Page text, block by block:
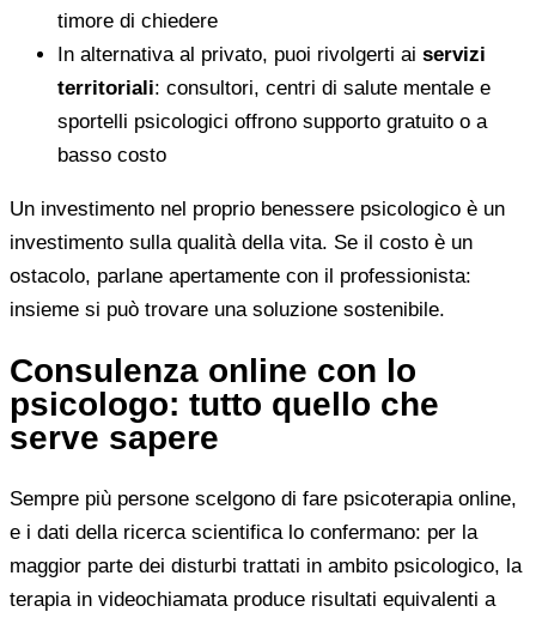
timore di chiedere
In alternativa al privato, puoi rivolgerti ai servizi
territoriali: consultori, centri di salute mentale e
sportelli psicologici offrono supporto gratuito o a
basso costo
Un investimento nel proprio benessere psicologico è un
investimento sulla qualità della vita. Se il costo è un
ostacolo, parlane apertamente con il professionista:
insieme si può trovare una soluzione sostenibile.
Consulenza online con lo
psicologo: tutto quello che
serve sapere
Sempre più persone scelgono di fare psicoterapia online,
e i dati della ricerca scientifica lo confermano: per la
maggior parte dei disturbi trattati in ambito psicologico, la
terapia in videochiamata produce risultati equivalenti a